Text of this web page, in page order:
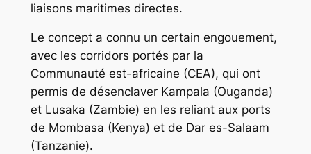
liaisons maritimes directes.
Le concept a connu un certain engouement,
avec les corridors portés par la
Communauté est-africaine (CEA), qui ont
permis de désenclaver Kampala (Ouganda)
et Lusaka (Zambie) en les reliant aux ports
de Mombasa (Kenya) et de Dar es-Salaam
(Tanzanie).